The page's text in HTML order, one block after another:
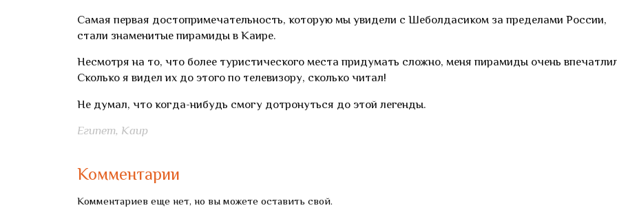
Самая первая достопримечательность, которую мы увидели с Шеболдасиком за пределами России,
стали знаменитые пирамиды в Каире.
Несмотря на то, что более туристического места придумать сложно, меня пирамиды очень
Сколько я видел их до этого по телевизору, сколько читал!
Не думал, что когда-нибудь смогу дотронуться до этой легенды.
Египет, Каир
Комментарии
Комментариев еще нет, но вы можете оставить свой.